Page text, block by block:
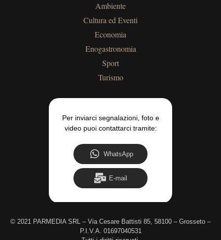
Ambiente
Cultura ed Eventi
Economia
Enogastronomia
Sport
Turismo
Per inviarci segnalazioni, foto e
video puoi contattarci tramite:
WhatsApp
E-mail
© 2021 PARMEDIA SRL – Via Cesare Battisti 85, 58100 – Grosseto –
P.I.V.A. 01697040531